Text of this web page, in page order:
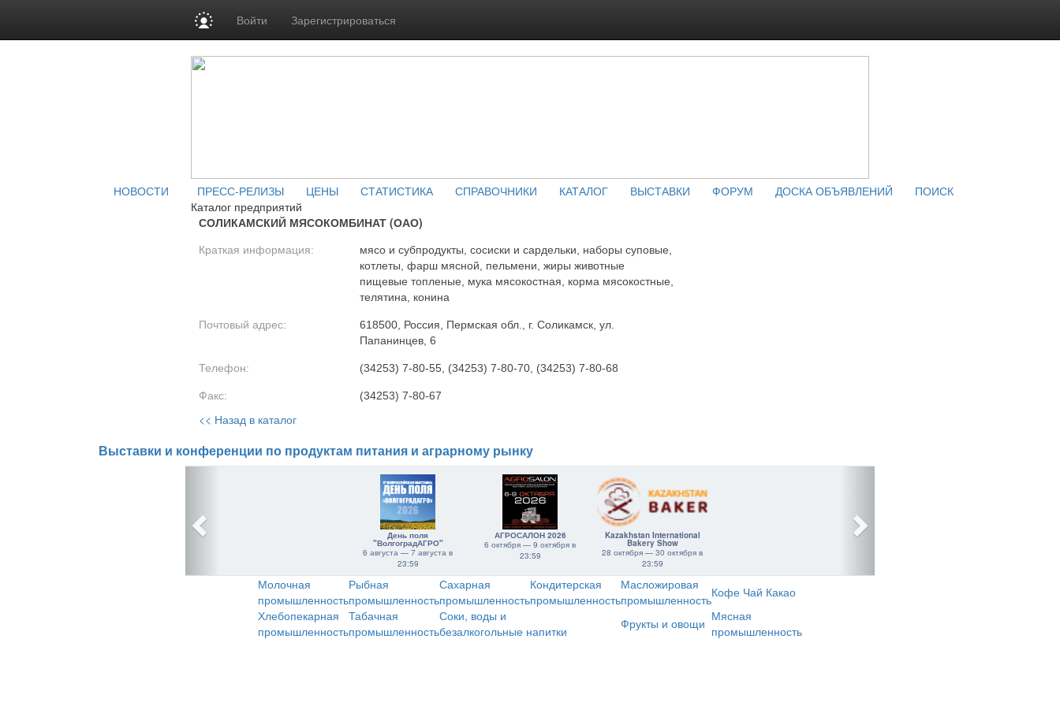
Войти Зарегистрироваться
НОВОСТИ ПРЕСС-РЕЛИЗЫ ЦЕНЫ СТАТИСТИКА СПРАВОЧНИКИ КАТАЛОГ ВЫСТАВКИ ФОРУМ ДОСКА ОБЪЯВЛЕНИЙ
ПОИСК
Каталог предприятий
СОЛИКАМСКИЙ МЯСОКОМБИНАТ (ОАО)
Краткая информация:
мясо и субпродукты, сосиски и сардельки, наборы суповые,
котлеты, фарш мясной, пельмени, жиры животные
пищевые топленые, мука мясокостная, корма мясокостные,
телятина, конина
Почтовый адрес:
618500, Россия, Пермская обл., г. Соликамск, ул.
Папанинцев, 6
Телефон: (34253) 7-80-55, (34253) 7-80-70, (34253) 7-80-68
Факс: (34253) 7-80-67
<< Назад в каталог
Выставки и конференции по продуктам питания и аграрному рынку
День поля
"ВолгоградАГРО"
6 августа — 7 августа в
23:59
АГРОСАЛОН 2026
6 октября — 9 октября в
23:59
Kazakhstan International
Bakery Show
28 октября — 30 октября в
23:59
Молочная
промышленность
Рыбная
промышленность
Сахарная
промышленность
Кондитерская
промышленность
Масложировая
промышленностьКофе Чай Какао
Хлебопекарная
промышленность
Табачная
промышленность
Соки, воды и
безалкогольные напитки
Фрукты и овощи Мясная
промышленность